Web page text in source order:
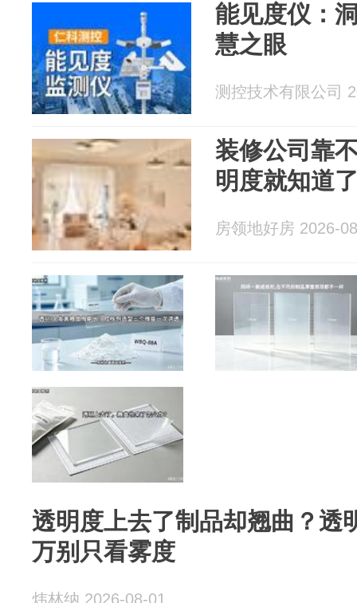
能见度仪：
慧之眼
测控技术有限公司
装修公司靠
明度就知道
房领地好房 2026-
透明度上去了制品却翘曲？透
万别只看雾度
炜林纳 2026-08-01